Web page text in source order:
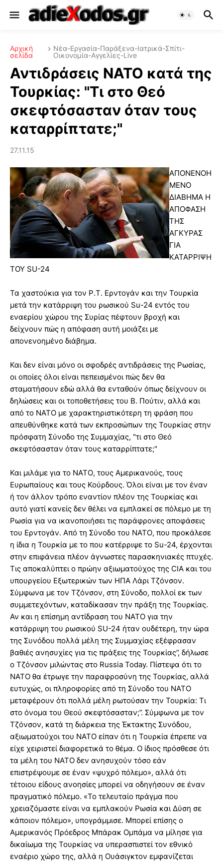
Αρχική
σελίδα
Νέα-Εργασία-Παράξενα-Ιατρικά-Σπίτι-
Οικονομία-Αγγελίες-Live
Αντιδράσεις ΝΑΤΟ κατά της
Τουρκίας: "Τι στο Θεό
σκεφτόσασταν όταν τους
καταρρίπτατε;"
27.11.15
ΑΠΟΝΕΝΟΗ
ΜΕΝΟ
ΔΙΑΒΗΜΑ Η
ΑΠΟΦΑΣΗ
ΤΗΣ
ΑΓΚΥΡΑΣ
ΓΙΑ
ΚΑΤΑΡΡΙΨΗ
ΤΟΥ SU-24
Τα χαστούκια για τον Ρ.Τ. Ερντογάν και την Τουρκία
μετά την κατάρριψη του ρωσικού Su-24 εντός του
εναερίου χώρου της Συρίας πέφτουν βροχή και
δείχνουν πώς η απόφαση αυτή μοιάζει με
απονενοημένο διάβημα.
Και δεν είναι μόνο οι σφοδρές αντιδράσεις της Ρωσίας,
οι οποίες όλοι είναι πεπεισμένοι πώς δεν θα
σταματήσουν εδώ αλλά θα ενταθούν όπως δείχνουν οι
δηλώσεις και οι τοποθετήσεις του Β. Πούτιν, αλλά και
από το ΝΑΤΟ με χαρακτηριστικότερη τη φράση που
απευθύνθηκε κατά των εκπροσώπων της Τουρκίας στην
πρόσφατη Σύνοδο της Συμμαχίας, "τι στο Θεό
σκεφτόσασταν όταν τους καταρρίπτατε;"
Και μιλάμε για το ΝΑΤΟ, τους Αμερικανούς, τους
Ευρωπαίους και τους Κούρδους. Όλοι είναι με τον έναν
ή τον άλλον τρόπο εναντίον πλέον της Τουρκίας και
αυτό γιατί κανείς δεν θέλει να εμπλακεί σε πόλεμο με τη
Ρωσία για να ικανοποιήσει τις παράφρονες αποφάσεις
του Ερντογάν. Από τη Σύνοδο του ΝΑΤΟ, που προκάλεσε
η ίδια η Τουρκία με το που κατέρριψε το Su-24, έρχονται
στην επιφάνεια πλέον άγνωστες παρασκηνιακές πτυχές.
Τις αποκαλύπτει ο πρώην αξιωματούχος της CIA και του
υπουργείου Εξωτερικών των ΗΠΑ Λάρι Τζόνσον.
Σύμφωνα με τον Τζόνσον, στη Σύνοδο, πολλοί εκ των
συμμετεχόντων, καταδίκασαν την πράξη της Τουρκίας.
Αν και η επίσημη αντίδραση του ΝΑΤΟ για την
κατάρριψη του ρωσικού SU-24 ήταν ουδέτερη, την ώρα
της Συνόδου πολλά μέλη της Συμμαχίας εξέφρασαν
βαθιές ανησυχίες για τις πράξεις της Τουρκίας”, δήλωσε
ο Τζόνσον μιλώντας στο Russia Today. Πίστεψα ότι το
ΝΑΤΟ θα έτρωγε την παραφροσύνη της Τουρκίας, αλλά
ευτυχώς, οι πληροφορίες από τη Σύνοδο του ΝΑΤΟ
μεταφέρουν ότι πολλά μέλη ρωτούσαν την Τουρκία: Τι
στο όνομα του Θεού σκεφτόσασταν;”. Σύμφωνα με τον
Τζόνσον, κατά τη διάρκεια της Έκτακτης Συνόδου,
αξιωματούχοι του ΝΑΤΟ είπαν ότι η Τουρκία έπρεπε να
είχε χειριστεί διαφορετικά το θέμα. Ο ίδιος πρόσθεσε ότι
τα μέλη του ΝΑΤΟ δεν ανησυχούν τόσο εάν
επιστρέψουμε σε έναν «ψυχρό πόλεμο», αλλά ότι
τέτοιου είδους ανοησίες μπορεί να οδηγήσουν σε έναν
πραγματικό πόλεμο. «Το τελευταίο πράγμα που
χρειαζόμαστε είναι να εμπλακούν Ρωσία και Δύση σε
κάποιον πόλεμο», υπογράμμισε. Μπορεί επίσης ο
Αμερικανός Πρόεδρος Μπάρακ Ομπάμα να μίλησε για
δικαίωμα της Τουρκίας να υπερασπιστεί τον εθνικό
εναέριο χώρο της, αλλά η Ουάσιγκτον εμφανίζεται